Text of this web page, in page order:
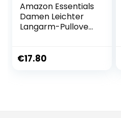
Amazon Essentials
Damen Leichter
Langarm-Pullover
klassischer
€17.80